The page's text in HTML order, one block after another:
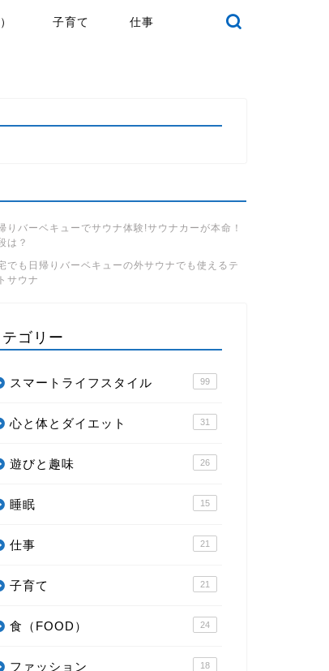
子育て 仕事
りバーベキューでサウナ体験!サウナカーが本命！
は？
でも日帰りバーベキューの外サウナでも使えるテ
サウナ
テゴリー
スマートライフスタイル 99
心と体とダイエット 31
遊びと趣味 26
睡眠 15
仕事 21
子育て 21
食（FOOD） 24
ファッション 18